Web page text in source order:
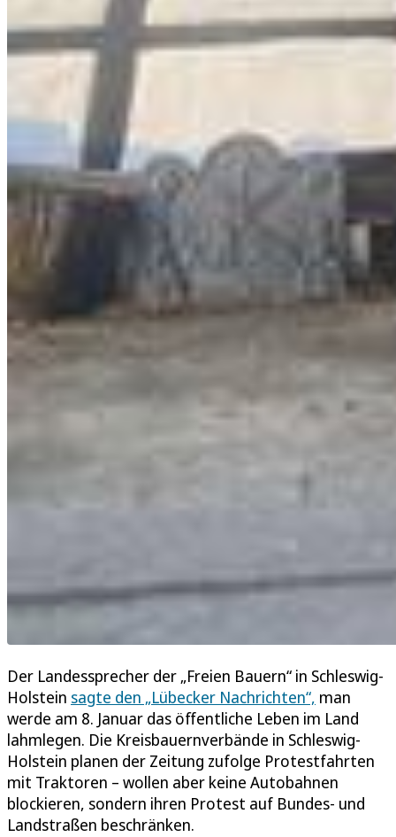
Der Landessprecher der „Freien Bauern“ in Schleswig-
Holstein sagte den „Lübecker Nachrichten“, man
werde am 8. Januar das öffentliche Leben im Land
lahmlegen. Die Kreisbauernverbände in Schleswig-
Holstein planen der Zeitung zufolge Protestfahrten
mit Traktoren – wollen aber keine Autobahnen
blockieren, sondern ihren Protest auf Bundes- und
Landstraßen beschränken.